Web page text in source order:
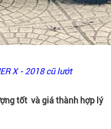
X - 2018 cũ lướt
tốt và giá thành hợp lý